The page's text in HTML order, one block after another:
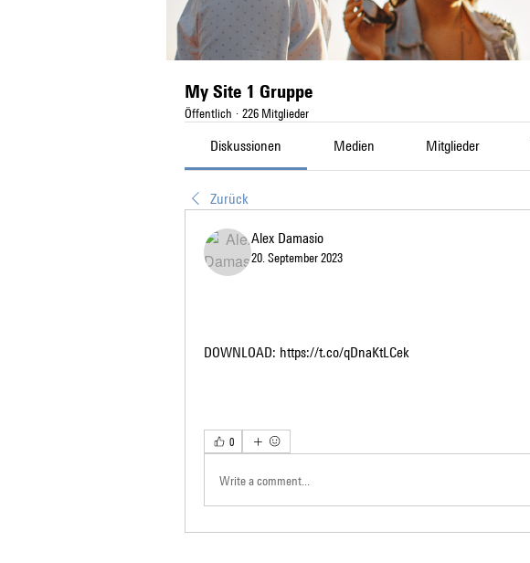
My Site 1 Gruppe
Öffentlich · 226 Mitglieder
Diskussionen Medien Mitglieder
Zurück
Alex Damasio
20. September 2023
DOWNLOAD: https://t.co/qDnaKtLCek
0
Write a comment...